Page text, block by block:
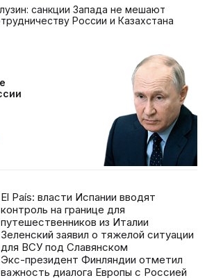
санкции Запада не мешают
России и Казахстана
El País: власти Испании вводят
контроль на границе для
путешественников из Италии
Зеленский заявил о тяжелой ситуации
для ВСУ под Славянском
Экс-президент Финляндии отметил
важность диалога Европы с Россией